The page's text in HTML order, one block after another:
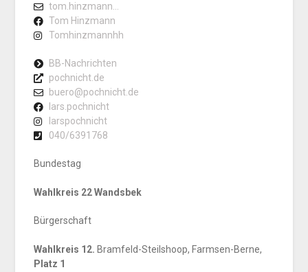
tom.hinzmann...
Tom Hinzmann
Tomhinzmannhh
BB-Nachrichten
pochnicht.de
buero@pochnicht.de
lars.pochnicht
larspochnicht
040/6391768
Bundestag
Wahlkreis 22 Wandsbek
Bürgerschaft
Wahlkreis 12. Bramfeld-Steilshoop, Farmsen-Berne,
Platz 1